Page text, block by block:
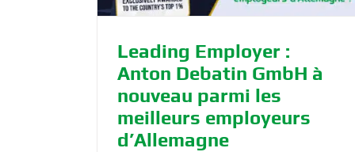
Leading Employer :
Anton Debatin GmbH à
nouveau parmi les
meilleurs employeurs
d’Allemagne